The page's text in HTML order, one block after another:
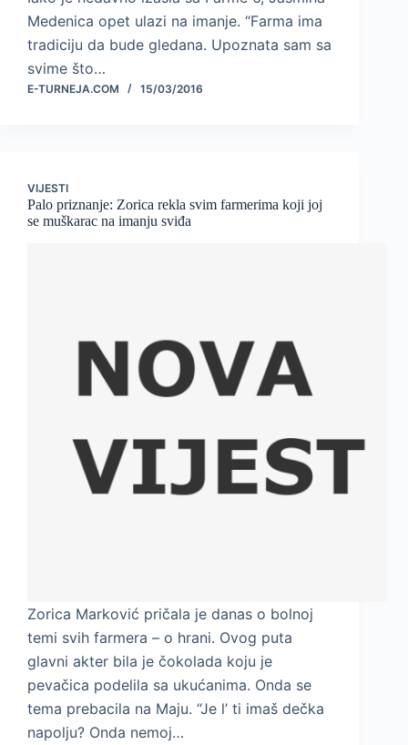
Medenica opet ulazi na imanje. “Farma ima
tradiciju da bude gledana. Upoznata sam sa
svime što…
E-TURNEJA.COM 15/03/2016
VIJESTI
Palo priznanje: Zorica rekla svim farmerima koji joj
se muškarac na imanju sviđa
Zorica Marković pričala je danas o bolnoj
temi svih farmera – o hrani. Ovog puta
glavni akter bila je čokolada koju je
pevačica podelila sa ukućanima. Onda se
tema prebacila na Maju. “Je l’ ti imaš dečka
napolju? Onda nemoj…